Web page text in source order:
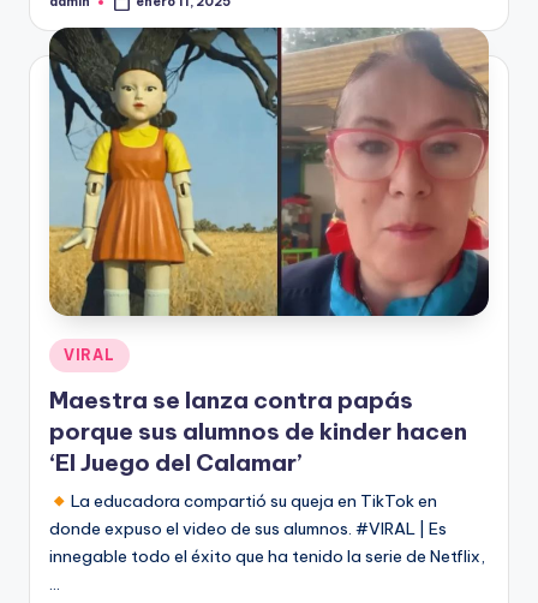
Publicado
Publicado
en
VIRAL
Maestra se lanza contra papás
porque sus alumnos de kinder hacen
‘El Juego del Calamar’
La educadora compartió su queja en TikTok en
donde expuso el video de sus alumnos. #VIRAL | Es
innegable todo el éxito que ha tenido la serie de Netflix,
…